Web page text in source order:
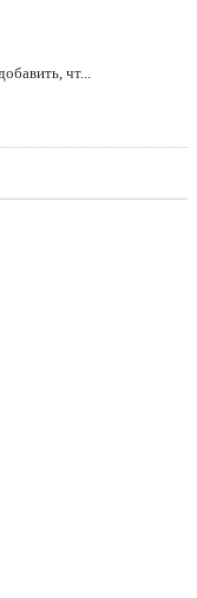
чт...